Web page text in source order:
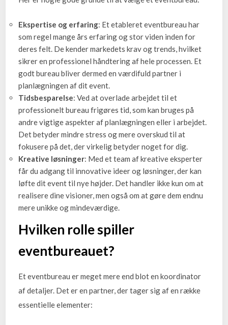
Ekspertise og erfaring: Et etableret eventbureau har
som regel mange års erfaring og stor viden inden for
deres felt. De kender markedets krav og trends, hvilket
sikrer en professionel håndtering af hele processen. Et
godt bureau bliver dermed en værdifuld partner i
planlægningen af dit event.
Tidsbesparelse: Ved at overlade arbejdet til et
professionelt bureau frigøres tid, som kan bruges på
andre vigtige aspekter af planlægningen eller i arbejdet.
Det betyder mindre stress og mere overskud til at
fokusere på det, der virkelig betyder noget for dig.
Kreative løsninger: Med et team af kreative eksperter
får du adgang til innovative ideer og løsninger, der kan
løfte dit event til nye højder. Det handler ikke kun om at
realisere dine visioner, men også om at gøre dem endnu
mere unikke og mindeværdige.
Hvilken rolle spiller
eventbureauet?
Et eventbureau er meget mere end blot en koordinator
af detaljer. Det er en partner, der tager sig af en række
essentielle elementer: